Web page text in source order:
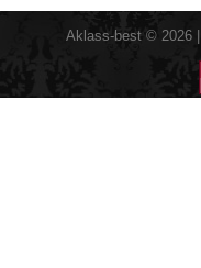
Aklass-best © 2026